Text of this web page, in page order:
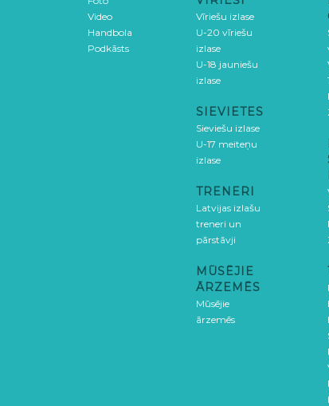
Video
Handbola
Podkāsts
Vīriešu izlase
U-20 vīriešu
izlase
U-18 jauniešu
izlase
SIEVIETES
Sieviešu izlase
U-17 meiteņu
izlase
TRENERI
Latvijas izlašu
treneri un
pārstāvji
MŪSĒJIE
ĀRZEMĒS
Mūsējie
ārzemēs